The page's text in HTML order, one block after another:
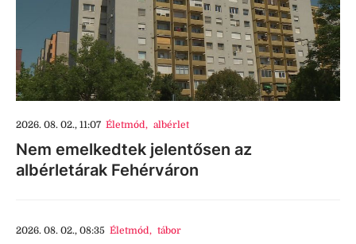
2026. 08. 02., 11:07 Életmód, albérlet
Nem emelkedtek jelentősen az
albérletárak Fehérváron
2026. 08. 02., 08:35 Életmód, tábor